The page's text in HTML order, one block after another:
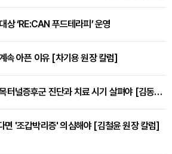
상 ‘RE:CAN 푸드테라피’ 운영
속 아픈 이유 [차기용 원장 칼럼]
손 저림 반복된다면 손목터널증후군 진단과 치료 시기 살펴야 [김동현 원장 칼럼]
면 '조갑박리증' 의심해야 [김철윤 원장 칼럼]